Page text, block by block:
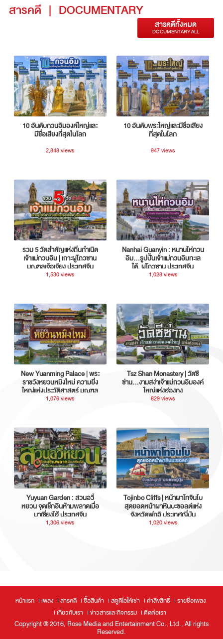
สารคดี | DOCUMENTARY
สารคดีทั้งหมด
DOCUMENTARY ALL
10 อันดับกวนอิมองค์ใหญ่และ
มีชื่อเสียงที่สุดในโลก
2,848 views
10 อันดับพระใหญ่และมีชื่อเสียง
ที่สุดในโลก
947 views
รวม 5 วัดสำคัญแห่งถิ่นกำเนิด
เจ้าแม่กวนอิม | เกาะผู่โถวซาน
มณฑลเจ้อเจียง ประเทศจีน
1,530 views
Nanhai Guanyin : หนานไห่กวน
อิม...รูปปั้นเจ้าแม่กวนอิมทะเล
ใต้, ผู่โถวซาน ประเทศจีน
1,028 views
New Yuanming Palace | พระ
ราชวังหยวนหมิงใหม่ ความยิ่ง
ใหญ่แห่งประวัติศาสตร์ มณฑล
กวางตุ้ง ประเทศจีน
1,076 views
Tsz Shan Monastery | วัดซี
ซ่าน…งามสง่าเจ้าแม่กวนอิมองค์
ใหญ่แห่งฮ่องกง
829 views
Yuyuan Garden : สวนอวี้
หยวน จุดเช็กอินห้ามพลาดเมื่อ
มาเซี่ยงไฮ้ ประเทศจีน
1,306 views
Tojinbo Cliffs | หน้าผาโทจินโบ
สุดยอดหน้าผาหินบะซอลต์แห่ง
จังหวัดฟุกุอิ ประเทศญี่ปุ่น
1,020 views
หน้าแรก เพลง สารคดี ซื้อสินค้า สตูดิโอให้เช่า ค่าลิขสิทธิ์
รายชื่อเพลง
เกี่ยวกับเรา
ข่าวสารและกิจกรรม ติดต่อเรา
Copyright ® 2016, Rose Media and Entertainment Co., Ltd., All rights
Reserved.